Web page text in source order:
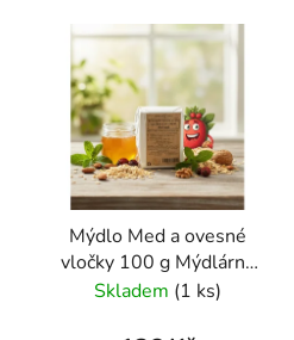
Mýdlo Med a ovesné
vločky 100 g Mýdlárna
Rubens
Skladem (1 ks)